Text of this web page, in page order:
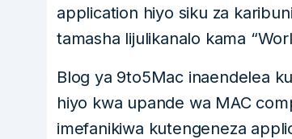
application hiyo siku za
tamasha lijulikanalo kama
Blog ya 9to5Mac inaendelea
hiyo kwa upande wa MAC
imefanikiwa kutengeneza